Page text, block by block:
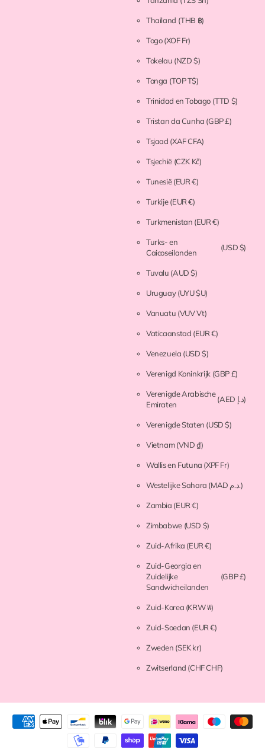
Thailand (THB ฿)
Togo(XOF Fr)
Tokelau (NZD $)
Tonga (TOP T$)
Trinidad en Tobago (TTD $)
Tristan da Cunha (GBP £)
Tsjaad (XAF CFA)
Tsjechië (CZK Kč)
Tunesië(EUR €)
Turkije(EUR €)
Turkmenistan (EUR €)
Turks- en
Caicoseilanden
(USD $)
Tuvalu (AUD $)
Uruguay(UYU $U)
Vanuatu (VUV Vt)
Vaticaanstad (EUR €)
Venezuela (USD $)
Verenigd Koninkrijk (GBP £)
Verenigde Arabische
Emiraten
(AED د.إ)
Verenigde Staten (USD $)
Vietnam(VND ₫)
Wallis en Futuna (XPF Fr)
Westelijke Sahara (MAD د.م.)
Zambia (EUR €)
Zimbabwe (USD $)
Zuid-Afrika (EUR €)
Zuid-Georgia en
Zuidelijke
Sandwicheilanden
(GBP £)
Zuid-Korea (KRW ₩)
Zuid-Soedan (EUR €)
Zweden (SEK kr)
Zwitserland (CHF CHF)